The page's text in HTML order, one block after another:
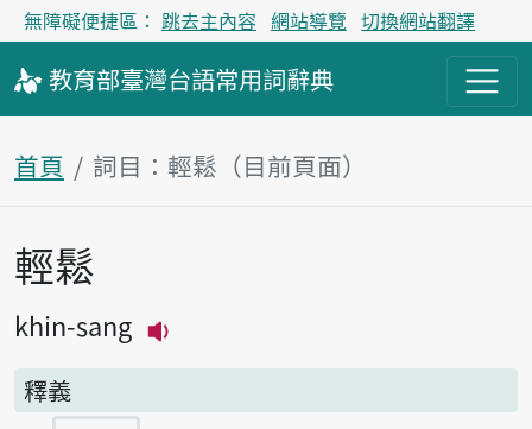
無障礙便捷區： 跳去主內容 網站導覽 切換網站翻譯
教育部臺灣台語常用詞辭典
首頁 詞目：輕鬆（目前頁面）
主內容區塊
輕鬆
khin-sang
釋義